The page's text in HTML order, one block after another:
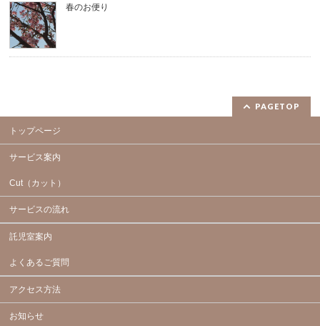
春のお便り
PAGETOP
トップページ
サービス案内
Cut（カット）
サービスの流れ
託児室案内
よくあるご質問
アクセス方法
お知らせ